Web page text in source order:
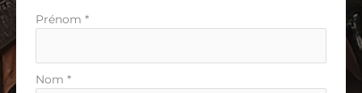
Formulaire
Prénom *
Nom *